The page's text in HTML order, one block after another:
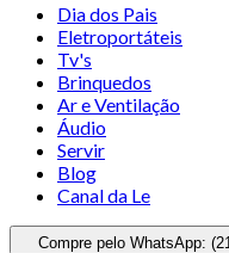
Dia dos Pais
Eletroportáteis
Tv's
Brinquedos
Ar e Ventilação
Áudio
Servir
Blog
Canal da Le
Compre pelo WhatsApp: